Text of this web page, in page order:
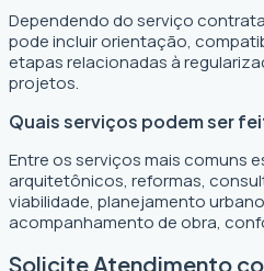
Dependendo do serviço
pode incluir orientação,
etapas relacionadas à
projetos.
Quais serviços podem ser
Entre os serviços mais comuns
arquitetônicos, reformas,
viabilidade, planejamento
acompanhamento de obra,
Solicite Atendimento